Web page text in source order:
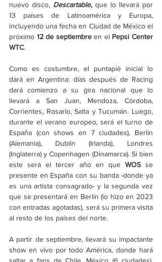
nuevo disco, Descartable, que lo llevará por
13 países de Latinoamérica y Europa,
incluyendo una fecha en Ciudad de México el
próximo 12 de septiembre en el Pepsi Center
WTC.
Como es costumbre, el puntapié inicial lo
dará en Argentina: días después de Racing
dará comienzo a su gira nacional que lo
llevará a San Juan, Mendoza, Córdoba,
Corrientes, Rosario, Salta y Tucumán. Luego,
durante el verano europeo, será el turno de
España (con shows en 7 ciudades), Berlín
(Alemania), Dublín (Irlanda), Londres
(Inglaterra) y Copenhagen (Dinamarca). Si bien
este será el tercer año en que WOS se
presente en España con su banda -donde ya
es una artista consagrado- y la segunda vez
que se presentará en Berlín (lo hizo en 2023
con entradas agotadas), será su primera visita
al resto de los países del norte.
A partir de septiembre, llevará su impactante
show en vivo por todo América, donde hará